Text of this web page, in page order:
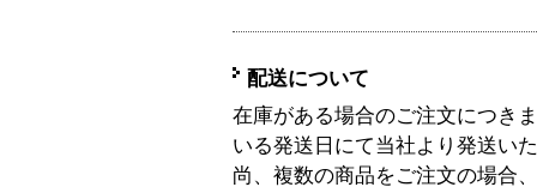
配送について
在庫がある場合のご注文につき
いる発送日にて当社より発送い
尚、複数の商品をご注文の場合